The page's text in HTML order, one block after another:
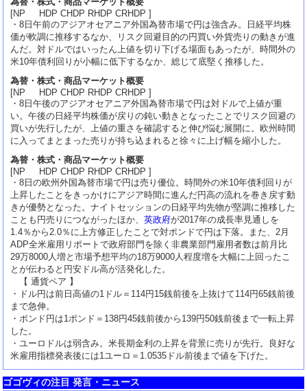
[NP HDP CHDP RHDP CRHDP ]
・8日午前のアジアオセアニア外国為替市場で円は強含み。日経平均株
価が軟調に推移するなか、リスク回避目的の円買い外貨売りの動きが進
んだ。対ドルではいったん上値を切り下げる場面もあったが、時間外の
米10年債利回りが小幅に低下するなか、総じて底堅く推移した。
為替・株式・商品マーケット概要
[NP HDP CHDP RHDP CRHDP ]
・8日午後のアジアオセアニア外国為替市場で円は対ドルで上値が重
い。午後の日経平均株価が戻りの鈍い動きとなったことでリスク回避の
買いが先行したが、上値の重さを確認すると伸び悩む展開に。欧州時間
に入ってまとまった売りが持ち込まれると徐々に上げ幅を縮小した。
為替・株式・商品マーケット概要
[NP HDP CHDP RHDP CRHDP ]
・8日の欧州外国為替市場で円は売り優位。時間外の米10年債利回りが
上昇したことをきっかけにアジア時間に進んだ円高の流れを巻き戻す動
きが優勢となった。ナイトセッションの日経平均先物が堅調に推移した
ことも円売りにつながったほか、英政府が2017年の成長率見通しを
1.4％から2.0％に上方修正したことで対ポンドで円は下落。また、2月
ADP全米雇用リポートで政府部門を除く非農業部門雇用者数は前月比
29万8000人増と市場予想平均の18万9000人程度増を大幅に上回ったこ
とが伝わると円安ドル高が活発化した。
【 通貨ペア 】
・ドル円は前日高値の1ドル＝114円15銭前後を上抜けて114円65銭前後
まで急伸。
・ポンド円は1ポンド＝138円45銭前後から139円50銭前後まで一転上昇
した。
・ユーロドルは弱含み。米長期金利の上昇を背景に売りが先行。良好な
米雇用指標発表後には1ユーロ＝1.0535ドル前後まで値を下げた。
ゴゴヴィの注目 発言・ニュース